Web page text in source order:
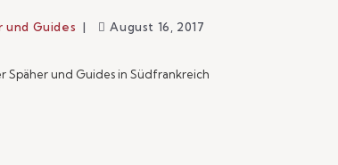
und Guides August 16, 2017
Späher und Guides in Südfrankreich